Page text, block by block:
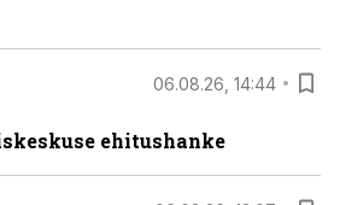
06.08.26, 14:44
ehitushanke